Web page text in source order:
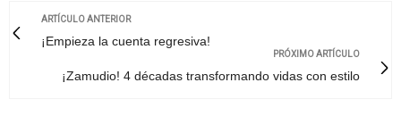
ARTÍCULO ANTERIOR
¡Empieza la cuenta regresiva!
PRÓXIMO ARTÍCULO
¡Zamudio! 4 décadas transformando vidas con estilo